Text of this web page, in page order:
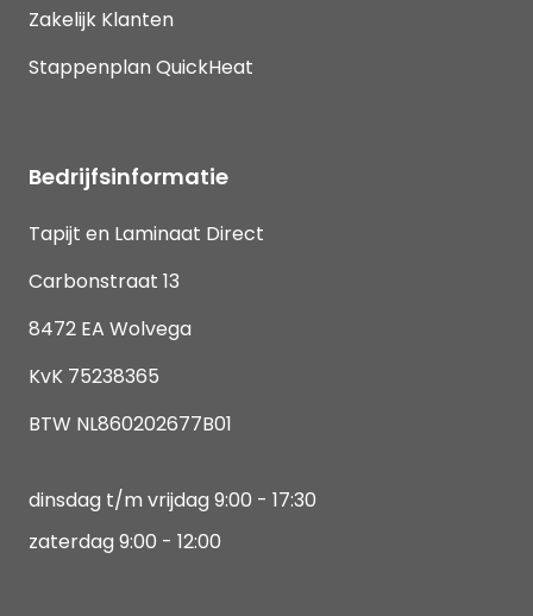
Zakelijk Klanten
Stappenplan QuickHeat
Bedrijfsinformatie
Tapijt en Laminaat Direct
Carbonstraat 13
8472 EA Wolvega
KvK 75238365
BTW NL860202677B01
dinsdag t/m vrijdag 9:00 - 17:30
zaterdag 9:00 - 12:00